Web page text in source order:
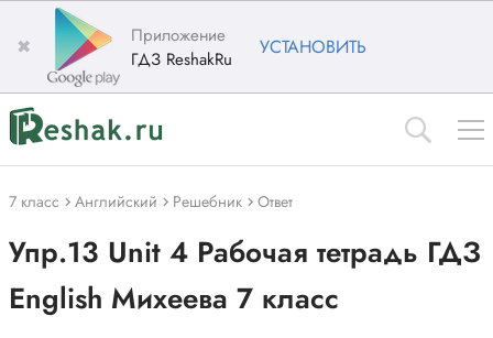
✖
Приложение
ГДЗ ReshakRu
УСТАНОВИТЬ
7 класс Английский Решебник Ответ
Упр.13 Unit 4 Рабочая тетрадь ГДЗ
English Михеева 7 класс